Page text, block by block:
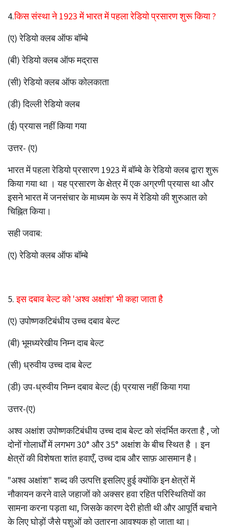
4.किस संस्था ने 1923 में भारत में पहला रेडियो प्रसारण शुरू किया ?
(ए) रेडियो क्लब ऑफ बॉम्बे
(बी) रेडियो क्लब ऑफ मद्रास
(सी) रेडियो क्लब ऑफ कोलकाता
(डी) दिल्ली रेडियो क्लब
(ई) प्रयास नहीं किया गया
उत्तर- (ए)
भारत में पहला रेडियो प्रसारण 1923 में बॉम्बे के रेडियो क्लब द्वारा शुरू
किया गया था । यह प्रसारण के क्षेत्र में एक अग्रणी प्रयास था और
इसने भारत में जनसंचार के माध्यम के रूप में रेडियो की शुरुआत को
चिह्नित किया।
सही जवाब:
(ए) रेडियो क्लब ऑफ बॉम्बे
5.इस दबाव बेल्ट को 'अश्व अक्षांश' भी कहा जाता है
(ए) उपोष्णकटिबंधीय उच्च दबाव बेल्ट
(बी) भूमध्यरेखीय निम्न दाब बेल्ट
(सी) ध्रुवीय उच्च दाब बेल्ट
(डी) उप-ध्रुवीय निम्न दबाव बेल्ट (ई) प्रयास नहीं किया गया
उत्तर-(ए)
अश्व अक्षांश उपोष्णकटिबंधीय उच्च दाब बेल्ट को संदर्भित करता है , जो
दोनों गोलार्धों में लगभग 30° और 35° अक्षांश के बीच स्थित है । इन
क्षेत्रों की विशेषता शांत हवाएँ, उच्च दाब और साफ़ आसमान है।
"अश्व अक्षांश" शब्द की उत्पत्ति इसलिए हुई क्योंकि इन क्षेत्रों में
नौकायन करने वाले जहाजों को अक्सर हवा रहित परिस्थितियों का
सामना करना पड़ता था, जिसके कारण देरी होती थी और आपूर्ति बचाने
के लिए घोड़ों जैसे पशुओं को उतारना आवश्यक हो जाता था।